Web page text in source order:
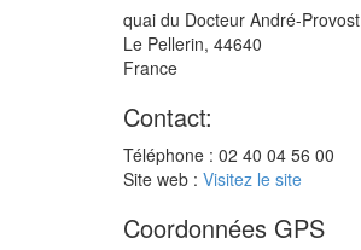
quai du Docteur André-Provost
Le Pellerin, 44640
France
Contact:
Téléphone : 02 40 04 56 00
Site web : Visitez le site
Coordonnées GPS